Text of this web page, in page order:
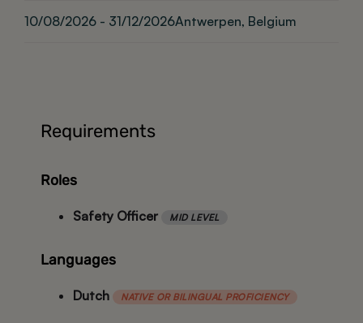
10/08/2026 - 31/12/2026Antwerpen, Belgium
Requirements
Roles
Safety Officer MID LEVEL
Languages
Dutch NATIVE OR BILINGUAL PROFICIENCY